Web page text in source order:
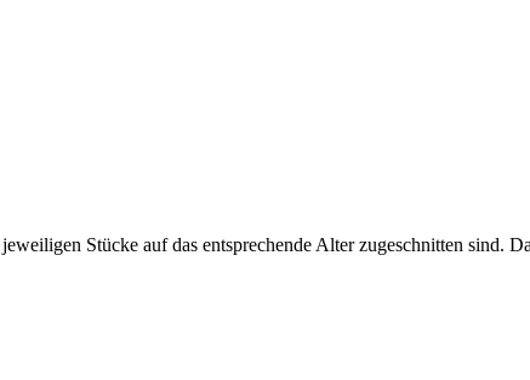
Stücke auf das entsprechende Alter zugeschnitten sind.